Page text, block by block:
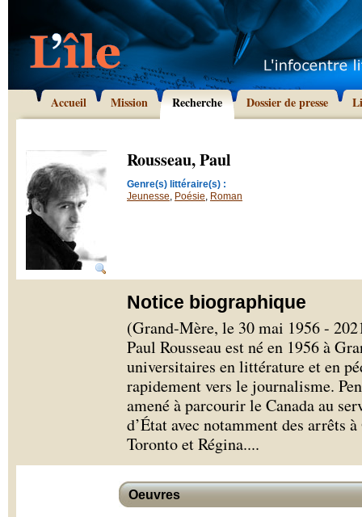
Accueil Mission Recherche Dossier de presse
Rousseau, Paul
Genre(s) littéraire(s) :
Jeunesse, Poésie, Roman
Notice biographique
(Grand-Mère, le 30 mai 1956 -
Paul Rousseau est né en 1956 à
universitaires en littérature et en
rapidement vers le journalisme.
amené à parcourir le Canada au
d’État avec notamment des arrêts
Toronto et Régina....
Oeuvres